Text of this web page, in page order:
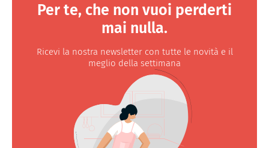
Per te, che non vuoi perderti
mai nulla.
Ricevi la nostra newsletter con tutte le novità e il
meglio della settimana